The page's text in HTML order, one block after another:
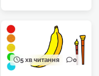
5 хв читання 0